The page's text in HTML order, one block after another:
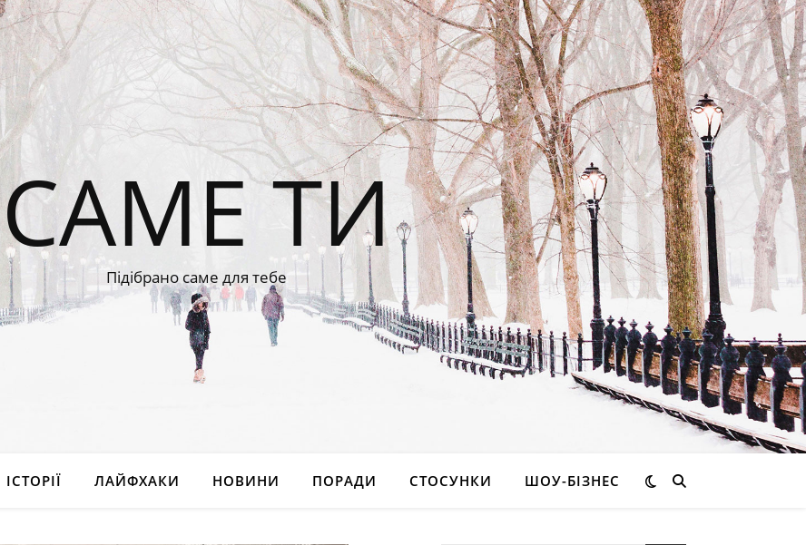
САМЕ ТИ
Підібрано саме для тебе
ІСТОРІЇ ЛАЙФХАКИ НОВИНИ ПОРАДИ СТОСУНКИ ШОУ-БІЗНЕС